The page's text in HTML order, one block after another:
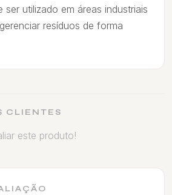
ser utilizado em áreas industriais
resíduos de forma
CLIENTES
este produto!